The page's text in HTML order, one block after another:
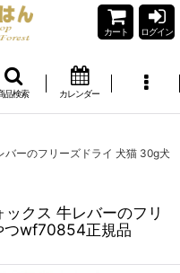
カート ログイン
品検索 カレンダー
バーのフリーズドライ 犬猫 30g犬
クス 牛レバーのフリ
つwf70854正規品